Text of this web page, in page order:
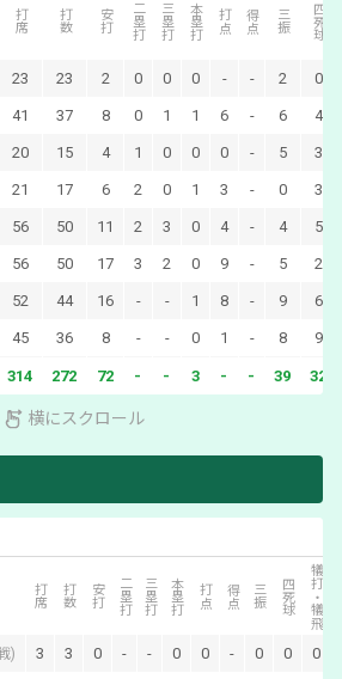
打席 打数 安打 二塁打 三塁打 本塁打 打点 得点 三振 四死球
23 23 2 0 0 0 - - 2 0
41 37 8 0 1 1 6 - 6 4
20 15 4 1 0 0 0 - 5 3
21 17 6 2 0 1 3 - 0 3
56 50 11 2 3 0 4 - 4 5
56 50 17 3 2 0 9 - 5 2
52 44 16 - - 1 8 - 9 6
45 36 8 - - 0 1 - 8 9
314 272 72 - - 3 - - 39 32
横にスクロール
打席 打数 安打 二塁打 三塁打 本塁打 打点 得点 三振 四死球 犠打・犠飛
) 3 3 0 - - 0 0 - 0 0 0